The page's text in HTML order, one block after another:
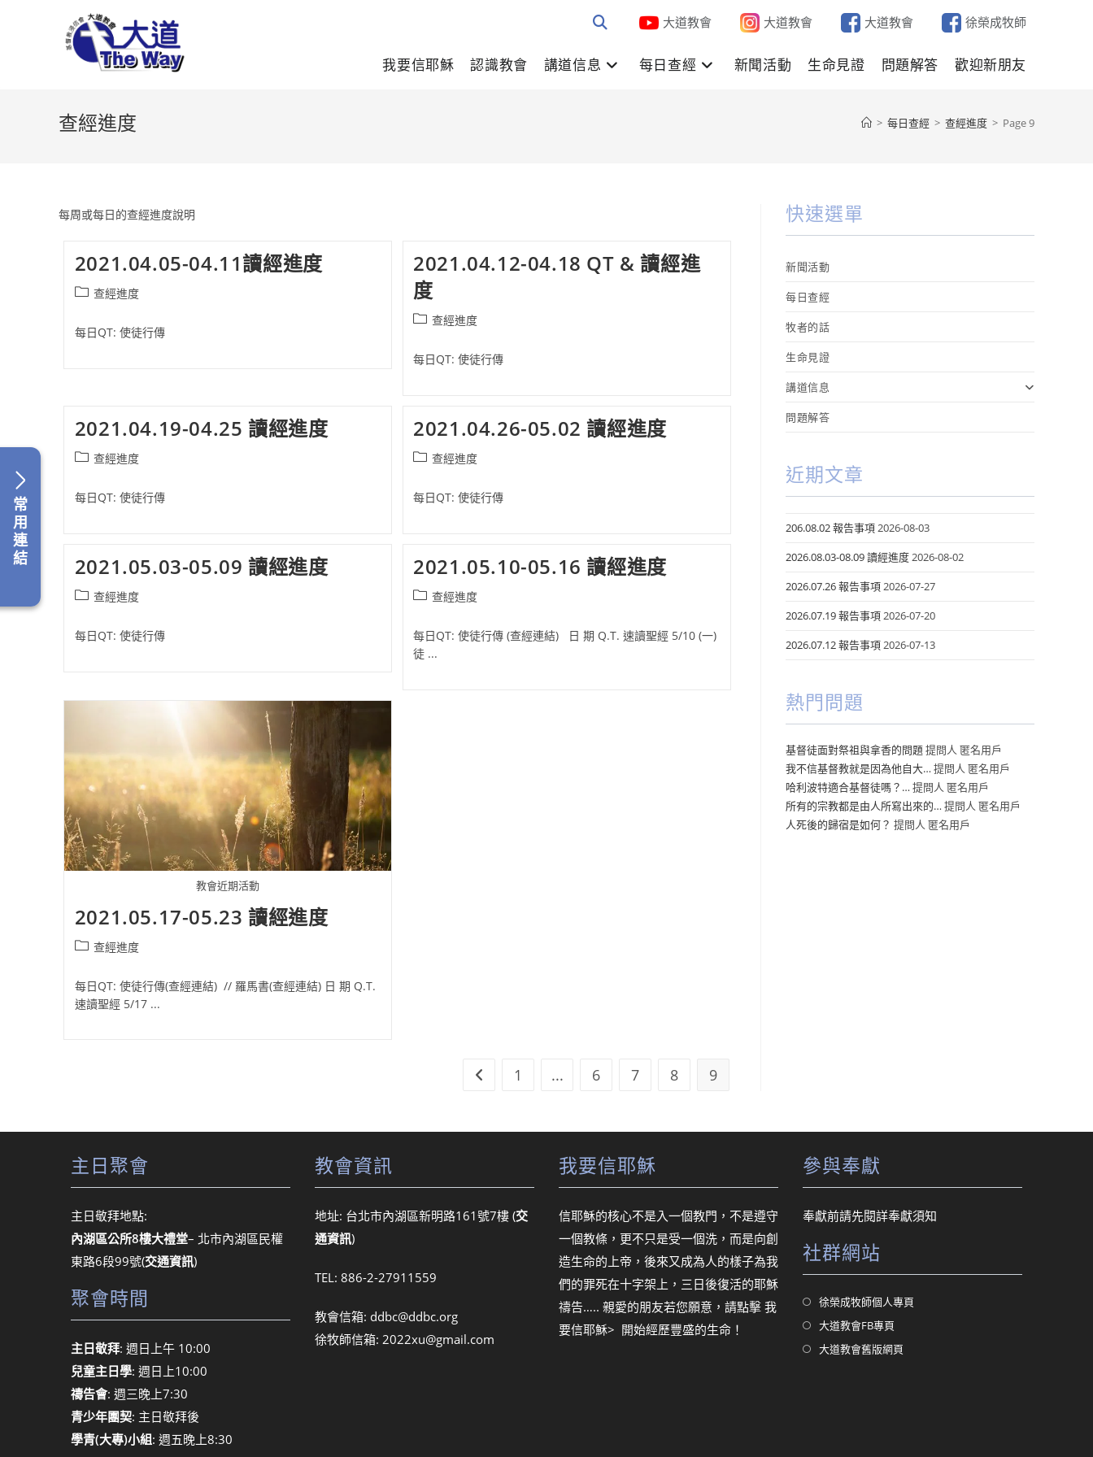
大道教會 大道教會 大道教會 徐榮成牧師
我要信耶穌 認識教會 講道信息 每日查經 新聞活動 生命見證 問題解答 歡迎新朋友
查經進度 > 每日查經 > 查經進度 > Page 9
每周或每日的查經進度說明
2021.04.05-04.11讀經進度
Post查經進度
每日QT: 使徒行傳
2021.04.12-04.18 QT & 讀經進
度
Post查經進度
每日QT: 使徒行傳
2021.04.19-04.25 讀經進度
Post查經進度
每日QT: 使徒行傳
2021.04.26-05.02 讀經進度
Post查經進度
每日QT: 使徒行傳
2021.05.03-05.09 讀經進度
Post查經進度
每日QT: 使徒行傳
2021.05.10-05.16 讀經進度
Post查經進度
每日QT: 使徒行傳 (查經連結) 日 期 Q.T. 速讀聖經 5/10 (一)
徒 ...
教會近期活動
2021.05.17-05.23 讀經進度
Post查經進度
每日QT: 使徒行傳(查經連結) // 羅馬書(查經連結) 日 期 Q.T.
速讀聖經 5/17 ...
Go to the previous page
1 ... 6 7 8 9
快速選單
新聞活動
每日查經
牧者的話
生命見證
講道信息
問題解答
近期文章
206.08.02 報告事項2026-08-03
2026.08.03-08.09 讀經進度2026-08-02
2026.07.26 報告事項2026-07-27
2026.07.19 報告事項2026-07-20
2026.07.12 報告事項2026-07-13
熱門問題
基督徒面對祭祖與拿香的問題提問人 匿名用戶
我不信基督教就是因為他自大… 提問人 匿名用戶
哈利波特適合基督徒嗎？… 提問人 匿名用戶
所有的宗教都是由人所寫出來的… 提問人 匿名用戶
人死後的歸宿是如何？ 提問人 匿名用戶
主日聚會
主日敬拜地點:
內湖區公所8樓大禮堂– 北市內湖區民權
東路6段99號(交通資訊)
聚會時間
主日敬拜: 週日上午 10:00
兒童主日學: 週日上10:00
禱告會: 週三晚上7:30
青少年團契: 主日敬拜後
學青(大專)小組: 週五晚上8:30
教會資訊
地址: 台北市內湖區新明路161號7樓 (交
通資訊)
TEL: 886-2-27911559
教會信箱: ddbc@ddbc.org
徐牧師信箱: 2022xu@gmail.com
我要信耶穌
信耶穌的核心不是入一個教門，不是遵守
一個教條，更不只是受一個洗，而是向創
造生命的上帝，後來又成為人的樣子為我
們的罪死在十字架上，三日後復活的耶穌
禱告….. 親愛的朋友若您願意，請點擊 我
要信耶穌> 開始經歷豐盛的生命！
參與奉獻
奉獻前請先閱詳奉獻須知
社群網站
徐榮成牧師個人專頁
大道教會FB專頁
in
大道教會舊版網頁
常
用
連
結